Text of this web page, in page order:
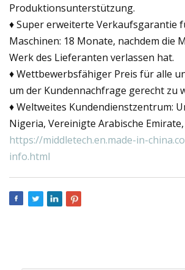
Produktionsunterstützung.
♦ Super erweiterte Verkaufsgarantie
Maschinen: 18 Monate, nachdem die
Werk des Lieferanten verlassen hat.
♦ Wettbewerbsfähiger Preis für alle
um der Kundennachfrage gerecht zu
♦ Weltweites Kundendienstzentrum:
Nigeria, Vereinigte Arabische
https://middletech.en.made-in-
info.html